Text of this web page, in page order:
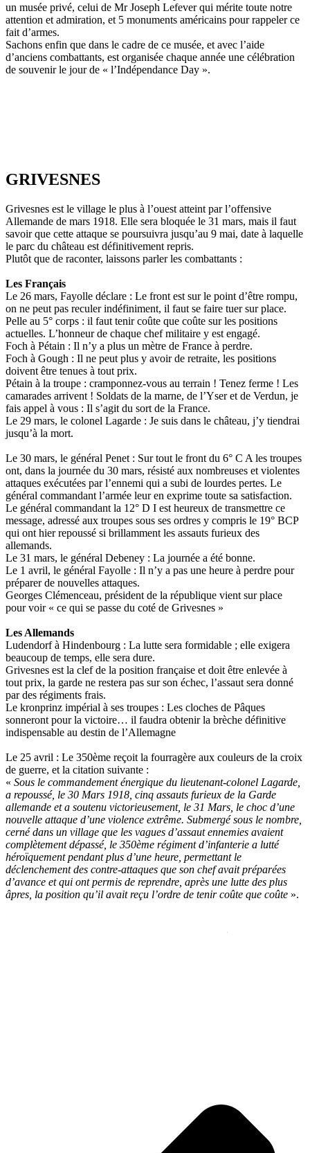
un musée privé, celui de Mr Joseph Lefever qui mérite toute notre
attention et admiration, et 5 monuments américains pour rappeler ce
fait d’armes.
Sachons enfin que dans le cadre de ce musée, et avec l’aide
d’anciens combattants, est organisée chaque année une célébration
de souvenir le jour de « l’Indépendance Day ».
GRIVESNES
Grivesnes est le village le plus à l’ouest atteint par l’offensive
Allemande de mars 1918. Elle sera bloquée le 31 mars, mais il faut
savoir que cette attaque se poursuivra jusqu’au 9 mai, date à laquelle
le parc du château est définitivement repris.
Plutôt que de raconter, laissons parler les combattants :
Les Français
Le 26 mars, Fayolle déclare : Le front est sur le point d’être rompu,
on ne peut pas reculer indéfiniment, il faut se faire tuer sur place.
Pelle au 5° corps : il faut tenir coûte que coûte sur les positions
actuelles. L’honneur de chaque chef militaire y est engagé.
Foch à Pétain : Il n’y a plus un mètre de France à perdre.
Foch à Gough : Il ne peut plus y avoir de retraite, les positions
doivent être tenues à tout prix.
Pétain à la troupe : cramponnez-vous au terrain ! Tenez ferme ! Les
camarades arrivent ! Soldats de la marne, de l’Yser et de Verdun, je
fais appel à vous : Il s’agit du sort de la France.
Le 29 mars, le colonel Lagarde : Je suis dans le château, j’y tiendrai
jusqu’à la mort.
Le 30 mars, le général Penet : Sur tout le front du 6° C A les troupes
ont, dans la journée du 30 mars, résisté aux nombreuses et violentes
attaques exécutées par l’ennemi qui a subi de lourdes pertes. Le
général commandant l’armée leur en exprime toute sa satisfaction.
Le général commandant la 12° D I est heureux de transmettre ce
message, adressé aux troupes sous ses ordres y compris le 19° BCP
qui ont hier repoussé si brillamment les assauts furieux des
allemands.
Le 31 mars, le général Debeney : La journée a été bonne.
Le 1 avril, le général Fayolle : Il n’y a pas une heure à perdre pour
préparer de nouvelles attaques.
Georges Clémenceau, président de la république vient sur place
pour voir « ce qui se passe du coté de Grivesnes »
Les Allemands
Ludendorf à Hindenbourg : La lutte sera formidable ; elle exigera
beaucoup de temps, elle sera dure.
Grivesnes est la clef de la position française et doit être enlevée à
tout prix, la garde ne restera pas sur son échec, l’assaut sera donné
par des régiments frais.
Le kronprinz impérial à ses troupes : Les cloches de Pâques
sonneront pour la victoire… il faudra obtenir la brèche définitive
indispensable au destin de l’Allemagne
Le 25 avril : Le 350ème reçoit la fourragère aux couleurs de la croix
de guerre, et la citation suivante :
« Sous le commandement énergique du lieutenant-colonel Lagarde,
a repoussé, le 30 Mars 1918, cinq assauts furieux de la Garde
allemande et a soutenu victorieusement, le 31 Mars, le choc d’une
nouvelle attaque d’une violence extrême. Submergé sous le nombre,
cerné dans un village que les vagues d’assaut ennemies avaient
complètement dépassé, le 350ème régiment d’infanterie a lutté
héroïquement pendant plus d’une heure, permettant le
déclenchement des contre-attaques que son chef avait préparées
d’avance et qui ont permis de reprendre, après une lutte des plus
âpres, la position qu’il avait reçu l’ordre de tenir coûte que coûte ».